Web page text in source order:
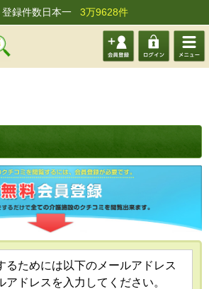
登録件数日本一 3万9628件
会員登 ログイ メニュ
るためには以下のメールアドレス
アドレスを入力してください。